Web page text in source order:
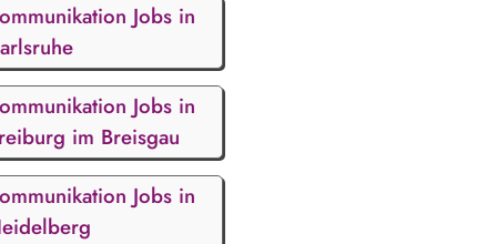
Jobs in
Jobs in
im Breisgau
Jobs in